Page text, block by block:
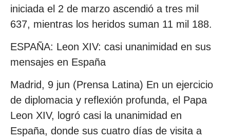
iniciada el 2 de marzo ascendió a tres mil
637, mientras los heridos suman 11 mil 188.
ESPAÑA: Leon XIV: casi unanimidad en sus
mensajes en España
Madrid, 9 jun (Prensa Latina) En un ejercicio
de diplomacia y reflexión profunda, el Papa
Leon XIV, logró casi la unanimidad en
España, donde sus cuatro días de visita a